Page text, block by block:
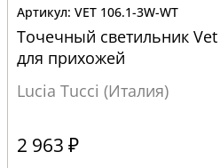
VET 106.1-3W-WT
Точечный светильник Vet
для прихожей
Lucia Tucci (Италия)
2 963 ₽